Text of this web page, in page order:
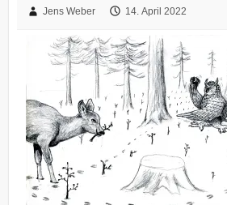
Jens Weber 14. April 2022